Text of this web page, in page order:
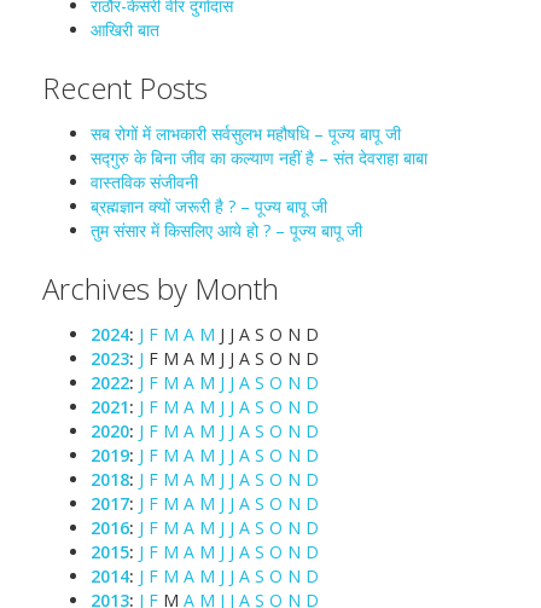
राठौर-केसरी वीर दुर्गादास
आखिरी बात
Recent Posts
सब रोगों में लाभकारी सर्वसुलभ महौषधि – पूज्य बापू जी
सद्गुरु के बिना जीव का कल्याण नहीं है – संत देवराहा बाबा
वास्तविक संजीवनी
ब्रह्मज्ञान क्यों जरूरी है ? – पूज्य बापू जी
तुम संसार में किसलिए आये हो ? – पूज्य बापू जी
Archives by Month
2024: J F M A M J J A S O N D
2023: J F M A M J J A S O N D
2022: J F M A M J J A S O N D
2021: J F M A M J J A S O N D
2020: J F M A M J J A S O N D
2019: J F M A M J J A S O N D
2018: J F M A M J J A S O N D
2017: J F M A M J J A S O N D
2016: J F M A M J J A S O N D
2015: J F M A M J J A S O N D
2014: J F M A M J J A S O N D
2013: J F M A M J J A S O N D